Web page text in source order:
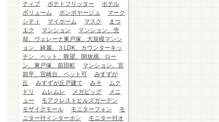
ティブ
ポテトフリッター
ホテル
ボリューム
ボンボヤージュ
マーク
シティ
マイホーム マスク
まつ
エク
マンション
マンション、売
却、ヴェレーナ東戸塚、大規模マンシ
ョン、綺麗、３LDK、カウンターキッ
チン、ペット、眺望、開放感、ロー
ン、東戸塚、前田町
マンション、宮
前平、宮崎台、ペット可
みすずが
丘
みすずが丘戸建て みそ
ムク
ドリ
ムレムレ メガビッグ
メニ
ュー
モアクレストヒルズガーデン
モザイクモール
モニターフォン
モ
ニター付インターホン
モニター付オ